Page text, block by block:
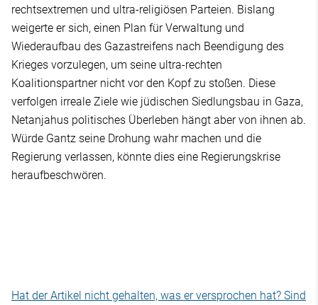
rechtsextremen und ultra-religiösen Parteien. Bislang
weigerte er sich, einen Plan für Verwaltung und
Wiederaufbau des Gazastreifens nach Beendigung des
Krieges vorzulegen, um seine ultra-rechten
Koalitionspartner nicht vor den Kopf zu stoßen. Diese
verfolgen irreale Ziele wie jüdischen Siedlungsbau in Gaza,
Netanjahus politisches Überleben hängt aber von ihnen ab.
Würde Gantz seine Drohung wahr machen und die
Regierung verlassen, könnte dies eine Regierungskrise
heraufbeschwören.
Hat der Artikel nicht gehalten, was er versprochen hat? Sind